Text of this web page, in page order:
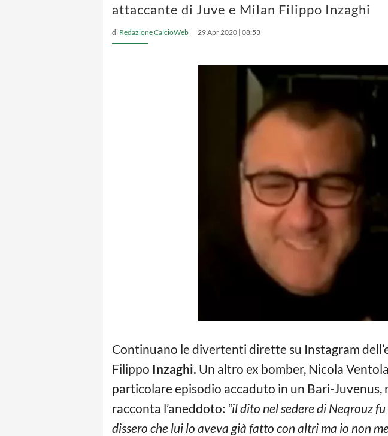
attaccante di Juve e Milan Filippo Inzaghi
di Redazione CalcioWeb 29 Apr 2020 | 08:53
Continuano le divertenti dirette su Instagram
Filippo Inzaghi. Un altro ex bomber, Nicola
particolare episodio accaduto in un Bari-Juvenus,
racconta l’aneddoto: “il dito nel sedere di Neqrouz
dissero che lui lo aveva già fatto con altri ma io non